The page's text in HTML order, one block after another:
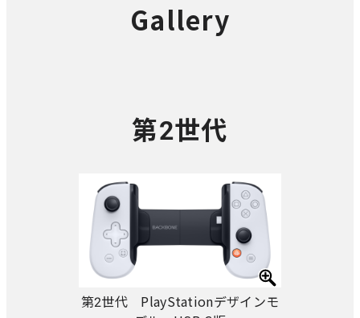
Gallery
第2世代
第2世代 PlayStationデザインモ